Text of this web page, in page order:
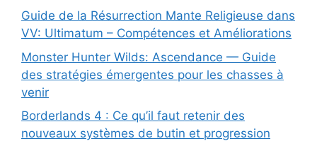
Guide de la Résurrection Mante Religieuse dans
VV: Ultimatum – Compétences et Améliorations
Monster Hunter Wilds: Ascendance — Guide
des stratégies émergentes pour les chasses à
venir
Borderlands 4 : Ce qu’il faut retenir des
nouveaux systèmes de butin et progression